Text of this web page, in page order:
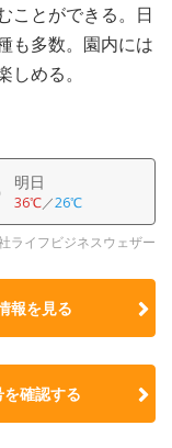
ことができる。日
も多数。園内には
める。
明日
36℃／26℃
ライフビジネスウェザー
報を見る
確認する